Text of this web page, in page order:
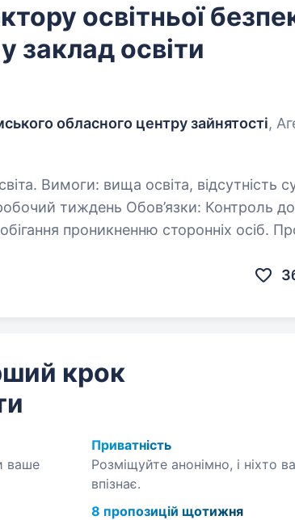
освітньої
заклад освіти
обласного центру зайнятості,
судимості
Обов’язки: Контроль доступу
проникненню сторонніх осіб. Проведення
крок
ваше
Приватність
Розміщуйте анонімно, і ніхто
впізнає.
8 пропозицій щотижня